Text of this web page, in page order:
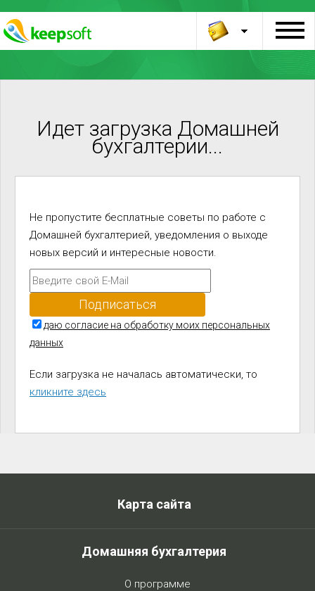
Идет загрузка Домашней
бухгалтерии...
Не пропустите бесплатные советы по работе с
Домашней бухгалтерией, уведомления о выходе
новых версий и интересные новости.
даю согласие на обработку моих персональных
данных
Если загрузка не началась автоматически, то
кликните здесь
Карта сайта
Домашняя бухгалтерия
О программе